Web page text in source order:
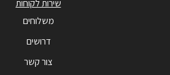
שירות לקוחות
משלוחים
דרושים
צור קשר